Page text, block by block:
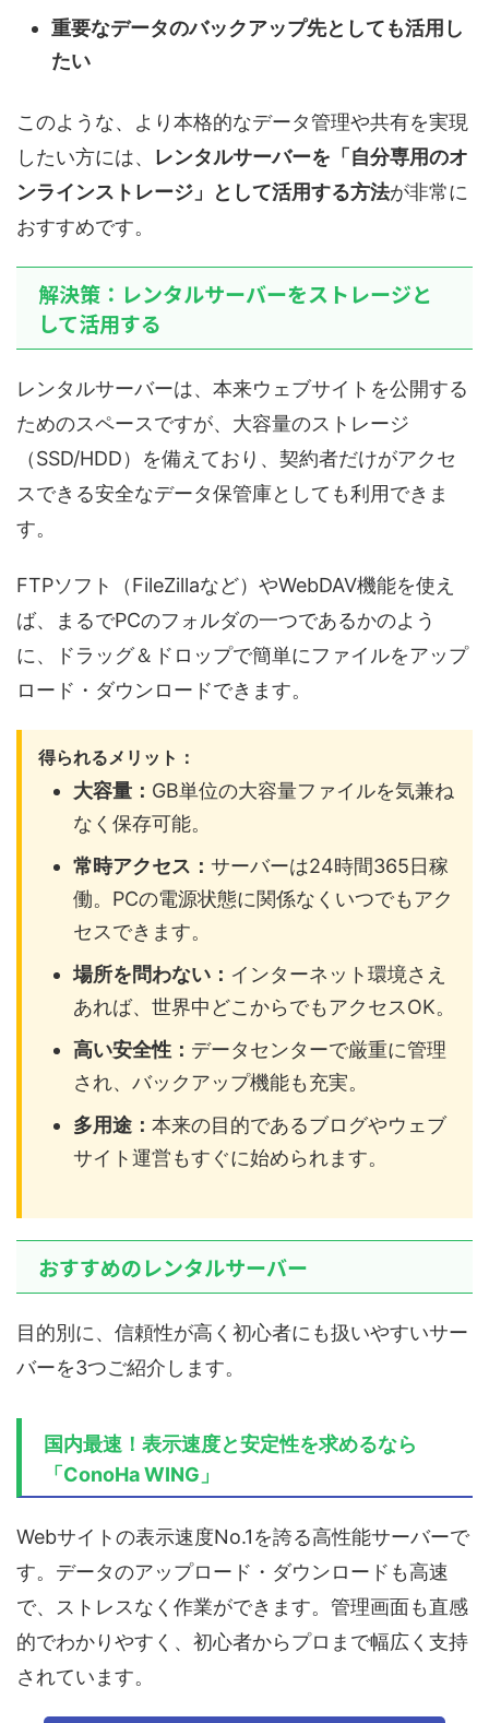
重要なデータのバックアップ先としても活用し
たい
このような、より本格的なデータ管理や共有を実現
したい方には、 レンタルサーバーを「自分専用のオ
ンラインストレージ」として活用する方法が非常に
おすすめです。
解決策：レンタルサーバーをストレージと
して活用する
レンタルサーバーは、本来ウェブサイトを公開する
ためのスペースですが、大容量のストレージ
（SSD/HDD）を備えており、契約者だけがアクセ
スできる安全なデータ保管庫としても利用できま
す。
FTPソフト（FileZillaなど）やWebDAV機能を使え
ば、まるでPCのフォルダの一つであるかのよう
に、ドラッグ＆ドロップで簡単にファイルをアップ
ロード・ダウンロードできます。
得られるメリット：
大容量： GB単位の大容量ファイルを気兼ね
なく保存可能。
常時アクセス： サーバーは24時間365日稼
働。PCの電源状態に関係なくいつでもアク
セスできます。
場所を問わない： インターネット環境さえ
あれば、世界中どこからでもアクセスOK。
高い安全性： データセンターで厳重に管理
され、バックアップ機能も充実。
多用途： 本来の目的であるブログやウェブ
サイト運営もすぐに始められます。
おすすめのレンタルサーバー
目的別に、信頼性が高く初心者にも扱いやすいサー
バーを3つご紹介します。
国内最速！表示速度と安定性を求めるなら
「ConoHa WING」
Webサイトの表示速度No.1を誇る高性能サーバーで
す。データのアップロード・ダウンロードも高速
で、ストレスなく作業ができます。管理画面も直感
的でわかりやすく、初心者からプロまで幅広く支持
されています。